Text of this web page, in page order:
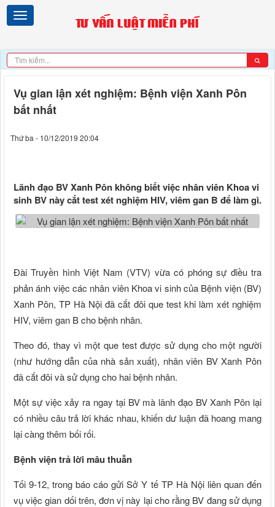
Vụ gian lận xét nghiệm: Bệnh viện Xanh Pôn
bất nhất
Thứ ba - 10/12/2019 20:04
Lãnh đạo BV Xanh Pôn không biết việc nhân viên Khoa vi
sinh BV này cắt test xét nghiệm HIV, viêm gan B để làm gì.
Đài Truyền hình Việt Nam (VTV) vừa có phóng sự điều tra
phản ánh việc các nhân viên Khoa vi sinh của Bệnh viện (BV)
Xanh Pôn, TP Hà Nội đã cắt đôi que test khi làm xét nghiệm
HIV, viêm gan B cho bệnh nhân.
Theo đó, thay vì một que test được sử dụng cho một người
(như hướng dẫn của nhà sản xuất), nhân viên BV Xanh Pôn
đã cắt đôi và sử dụng cho hai bệnh nhân.
Một sự việc xảy ra ngay tại BV mà lãnh đạo BV Xanh Pôn lại
có nhiều câu trả lời khác nhau, khiến dư luận đã hoang mang
lại càng thêm bối rối.
Bệnh viện trả lời mâu thuẫn
Tối 9-12, trong báo cáo gửi Sở Y tế TP Hà Nội liên quan đến
vụ việc gian dối trên, đơn vị này lại cho rằng BV đang sử dụng